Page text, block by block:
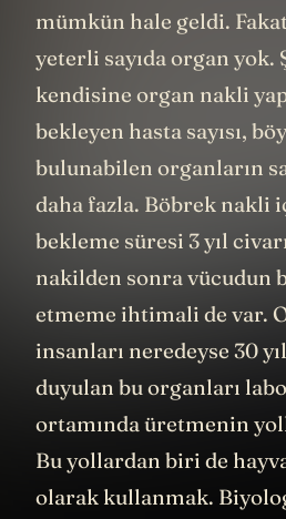
mümkün hale geldi.
yeterli sayıda organ yok.
kendisine organ nakli
bekleyen hasta sayısı,
bulunabilen organların
daha fazla. Böbrek nakli
bekleme süresi 3 yıl
nakilden sonra vücudun
etmeme ihtimali de var.
insanları neredeyse 30
duyulan bu organları
ortamında üretmenin
Bu yollardan biri de
olarak kullanmak.